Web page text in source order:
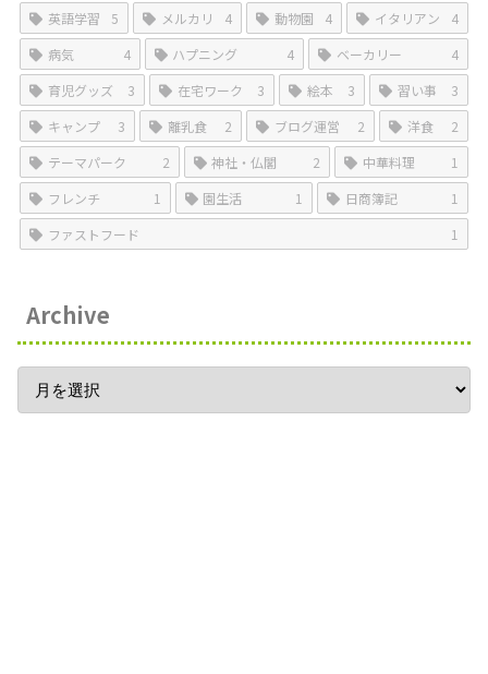
英語学習
5 メルカリ 4 動物園 4 イタリアン
4
病気
4 ハプニング 4 ベーカリー
4
育児グッズ
3 在宅ワーク 3 絵本 3 習い事
3
キャンプ
3 離乳食 2 ブログ運営 2 洋食
2
テーマパーク
2 神社・仏閣 2 中華料理
1
フレンチ
1 園生活 1 日商簿記
1
ファストフード
1
Archive